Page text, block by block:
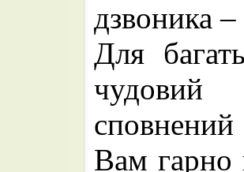
дзвоника
Для
чудовий
Вам гарно